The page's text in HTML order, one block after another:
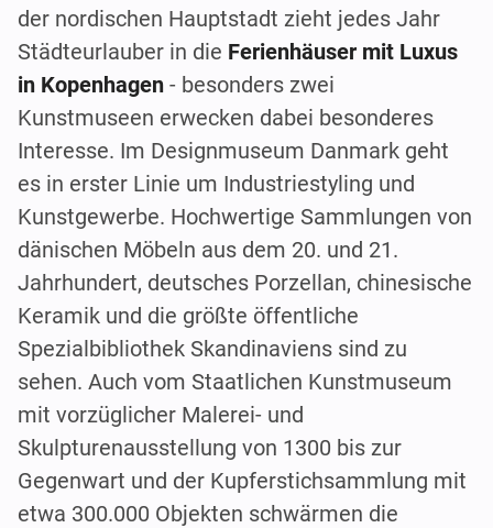
der nordischen Hauptstadt zieht jedes Jahr
Städteurlauber in die Ferienhäuser mit Luxus
in Kopenhagen - besonders zwei
Kunstmuseen erwecken dabei besonderes
Interesse. Im Designmuseum Danmark geht
es in erster Linie um Industriestyling und
Kunstgewerbe. Hochwertige Sammlungen von
dänischen Möbeln aus dem 20. und 21.
Jahrhundert, deutsches Porzellan, chinesische
Keramik und die größte öffentliche
Spezialbibliothek Skandinaviens sind zu
sehen. Auch vom Staatlichen Kunstmuseum
mit vorzüglicher Malerei- und
Skulpturenausstellung von 1300 bis zur
Gegenwart und der Kupferstichsammlung mit
etwa 300.000 Objekten schwärmen die